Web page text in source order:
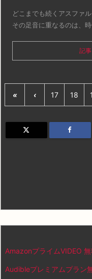
どこまでも続くアスファ
その足音に重なるのは、
記
« ‹ 17 18
AmazonプライムVIDEO
Audibleプレミアムプラン